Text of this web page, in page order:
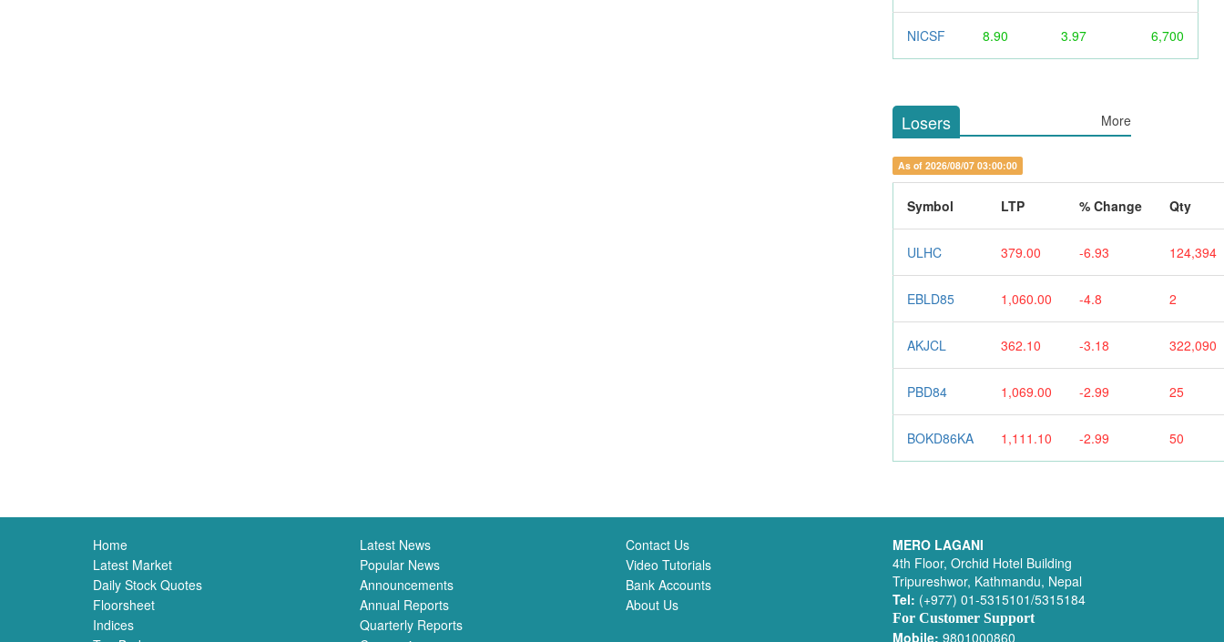
NICSF 8.90 3.97 6,700
Losers More
As of 2026/08/07 03:00:00
Symbol LTP % Change Qty
ULHC 379.00 -6.93 124,394
EBLD85 1,060.00 -4.8 2
AKJCL 362.10 -3.18 322,090
PBD84 1,069.00 -2.99 25
BOKD86KA 1,111.10 -2.99 50
Home
Latest Market
Daily Stock Quotes
Floorsheet
Indices
Latest News
Popular News
Announcements
Annual Reports
Quarterly Reports
Contact Us
Video Tutorials
Bank Accounts
About Us
MERO LAGANI
4th Floor, Orchid Hotel Building
Tripureshwor, Kathmandu, Nepal
Tel: (+977) 01-5315101/5315184
For Customer Support
Mobile: 9801000860